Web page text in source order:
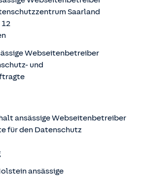
Saarland
Webseitenbetreiber
und
ansässige Webseitenbetreiber
für den Datenschutz
ansässige